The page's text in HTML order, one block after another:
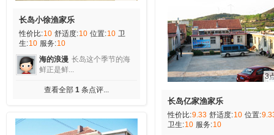
长岛小徐渔家乐
性价比:10 舒适度:10 位置:10 卫
生:10 服务:10
海的浪漫 长岛这个季节的海
鲜正是鲜...
查看全部 1 条点评...
3
长岛亿家渔家乐
性价比:9.33 舒适度:10 位置:
卫生:10 服务:10